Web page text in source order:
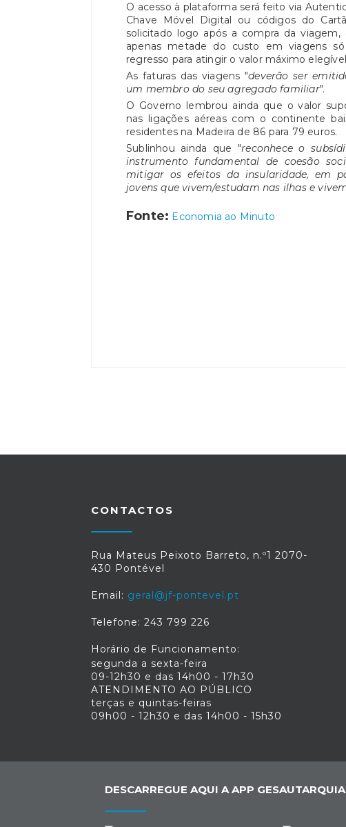
O acesso à plataforma será feito via
Chave Móvel Digital ou códigos do
solicitado logo após a compra da
apenas metade do custo em viagens
regresso para atingir o valor máximo
As faturas das viagens "deverão ser
um membro do seu agregado familiar".
O Governo lembrou ainda que o valor
nas ligações aéreas com o continente
residentes na Madeira de 86 para 79 euros.
Sublinhou ainda que "reconhece o
instrumento fundamental de coesão
mitigar os efeitos da insularidade, em
jovens que vivem/estudam nas ilhas e
Fonte: Economia ao Minuto
CONTACTOS
Rua Mateus Peixoto Barreto, n.º1 2070-
430 Pontével
Email: geral@jf-pontevel.pt
Telefone: 243 799 226
Horário de Funcionamento:
segunda a sexta-feira
09-12h30 e das 14h00 - 17h30
ATENDIMENTO AO PÚBLICO
terças e quintas-feiras
09h00 - 12h30 e das 14h00 - 15h30
DESCARREGUE AQUI A APP